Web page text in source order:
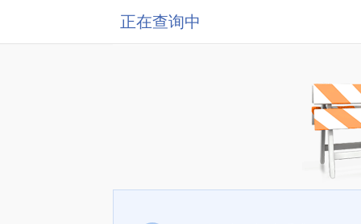
正在查询中